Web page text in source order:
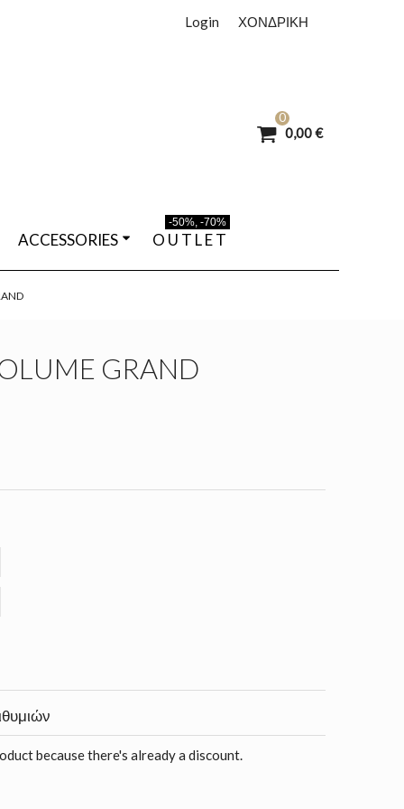
ΧΟΝΔΡΙΚΗ
Login
0
0,00 €
ACCESSORIES O U T L E T
-50%, -70%
GRAND
because there's already a discount.